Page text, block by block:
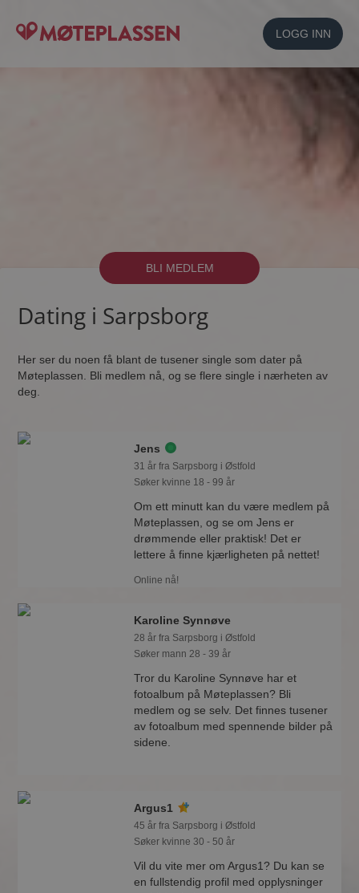
LOGG INN
BLI MEDLEM
Dating i Sarpsborg
Her ser du noen få blant de tusener single som dater på
Møteplassen. Bli medlem nå, og se flere single i nærheten av
deg.
Jens
31 år fra Sarpsborg i Østfold
Søker kvinne 18 - 99 år
Om ett minutt kan du være medlem på
Møteplassen, og se om Jens er
drømmende eller praktisk! Det er
lettere å finne kjærligheten på nettet!
Online nå!
Karoline Synnøve
28 år fra Sarpsborg i Østfold
Søker mann 28 - 39 år
Tror du Karoline Synnøve har et
fotoalbum på Møteplassen? Bli
medlem og se selv. Det finnes tusener
av fotoalbum med spennende bilder på
sidene.
Argus1
45 år fra Sarpsborg i Østfold
Søker kvinne 30 - 50 år
Vil du vite mer om Argus1? Du kan se
en fullstendig profil med opplysninger